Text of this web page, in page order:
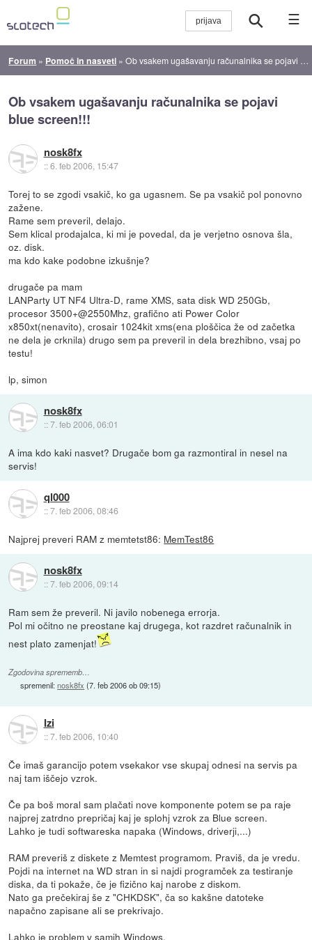
☰
Forum » Pomoč in nasveti »Ob vsakem ugašavanju računalnika se pojavi blue screen!!!
Ob vsakem ugašavanju računalnika se pojavi
blue screen!!!
nosk8fx
::6. feb 2006, 15:47
Torej to se zgodi vsakič, ko ga ugasnem. Se pa vsakič pol ponovno
zažene.
Rame sem preveril, delajo.
Sem klical prodajalca, ki mi je povedal, da je verjetno osnova šla,
oz. disk.
ma kdo kake podobne izkušnje?
drugače pa mam
LANParty UT NF4 Ultra-D, rame XMS, sata disk WD 250Gb,
procesor 3500+@2550Mhz, grafično ati Power Color
x850xt(nenavito), crosair 1024kit xms(ena ploščica že od začetka
ne dela je crknila) drugo sem pa preveril in dela brezhibno, vsaj po
testu!
lp, simon
nosk8fx
::7. feb 2006, 06:01
A ima kdo kaki nasvet? Drugače bom ga razmontiral in nesel na
servis!
ql000
::7. feb 2006, 08:46
Najprej preveri RAM z memtetst86: MemTest86
nosk8fx
::7. feb 2006, 09:14
Ram sem že preveril. Ni javilo nobenega errorja.
Pol mi očitno ne preostane kaj drugega, kot razdret računalnik in
nest plato zamenjat!
Zgodovina sprememb…
spremenil:nosk8fx (7. feb 2006 ob 09:15)
Izi
::7. feb 2006, 10:40
Če imaš garancijo potem vsekakor vse skupaj odnesi na servis pa
naj tam iščejo vzrok.
Če pa boš moral sam plačati nove komponente potem se pa raje
najprej zatrdno prepričaj kaj je splohj vzrok za Blue screen.
Lahko je tudi softwareska napaka (Windows, driverji,...)
RAM preveriš z diskete z Memtest programom. Praviš, da je vredu.
Pojdi na internet na WD stran in si najdi programček za testiranje
diska, da ti pokaže, če je fizično kaj narobe z diskom.
Nato ga prečekiraj še z "CHKDSK", ča so kakšne datoteke
napačno zapisane ali se prekrivajo.
Lahko je problem v samih Windows.